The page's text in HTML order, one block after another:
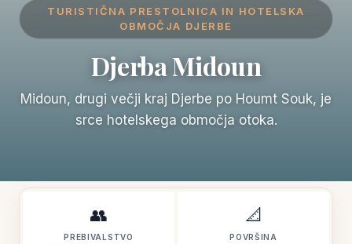
TURISTIČNA PRESTOLNICA IN HOTELSKA
OBMOČJA DJERBE
Djerba Midoun
Midoun, drugi večji kraj Djerbe po Houmt Souk, je
srce hotelskega območja otoka.
👥
PREBIVALSTVO
📐
POVRŠINA